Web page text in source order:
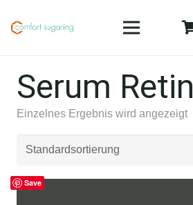
Serum
Einzelnes Ergebnis wird angezeigt
Save